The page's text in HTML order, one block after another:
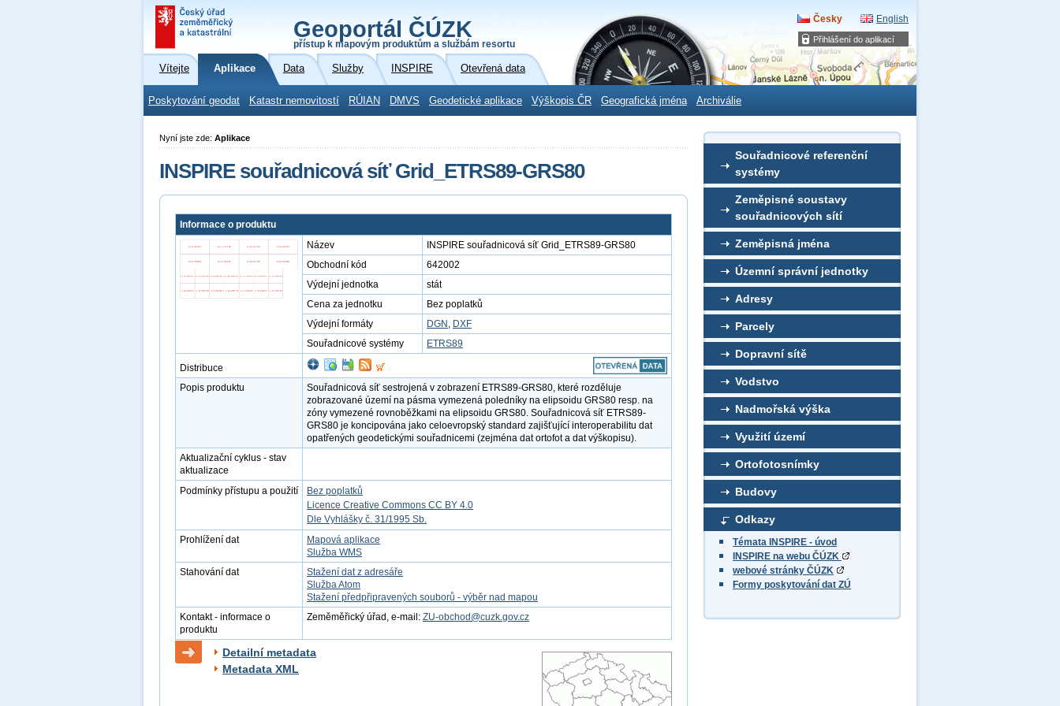
Přihlášení do aplikací
Geoportál ČÚZK
přístup k mapovým produktům a službám resortu
Česky English
Vítejte Aplikace Data Služby INSPIRE Otevřená data
Poskytování geodat Katastr nemovitostí RÚIAN DMVS Geodetické aplikace Výškopis ČR Geografická jména Archiválie
Souřadnicové referenční
systémy
Zeměpisné soustavy
souřadnicových sítí
Zeměpisná jména
Územní správní jednotky
Adresy
Parcely
Dopravní sítě
Vodstvo
Nadmořská výška
Využití území
Ortofotosnímky
Budovy
Odkazy
Témata INSPIRE - úvod
INSPIRE na webu ČÚZK
webové stránky ČÚZK
Formy poskytování dat ZÚ
Nyní jste zde: Aplikace
INSPIRE souřadnicová síť Grid_ETRS89-GRS80
Informace o produktu
Název
INSPIRE souřadnicová síť Grid_ETRS89-GRS80
Obchodní kód
642002
Výdejní jednotka
stát
Cena za jednotku
Bez poplatků
Výdejní formáty
DGN , DXF
Souřadnicové systémy
ETRS89
Distribuce
Popis produktu
Souřadnicová síť sestrojená v zobrazení ETRS89-GRS80, které rozděluje
zobrazované území na pásma vymezená poledníky na elipsoidu GRS80 resp. na
zóny vymezené rovnoběžkami na elipsoidu GRS80. Souřadnicová síť ETRS89-
GRS80 je koncipována jako celoevropský standard zajišťující interoperabilitu dat
opatřených geodetickými souřadnicemi (zejména dat ortofot a dat výškopisu).
Aktualizační cyklus - stav
aktualizace
Podmínky přístupu a použití
Bez poplatků
Licence Creative Commons CC BY 4.0
Dle Vyhlášky č. 31/1995 Sb.
Prohlížení dat
Mapová aplikace
Služba WMS
Stahování dat
Stažení dat z adresáře
Služba Atom
Stažení předpřipravených souborů - výběr nad mapou
Kontakt - informace o
produktu
Zeměměřický úřad, e-mail: ZU-obchod@cuzk.gov.cz
Detailní metadata
Metadata XML